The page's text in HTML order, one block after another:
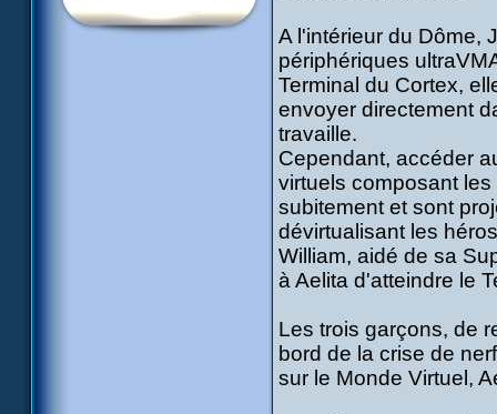
A l'intérieur du Dôme,
périphériques
Terminal du Cortex,
envoyer directement
travaille.
Cependant, accéder
virtuels composant
subitement et sont
dévirtualisant les
William, aidé de sa
à Aelita d'atteindre le
Les trois garçons, de
bord de la crise de
sur le Monde Virtuel,